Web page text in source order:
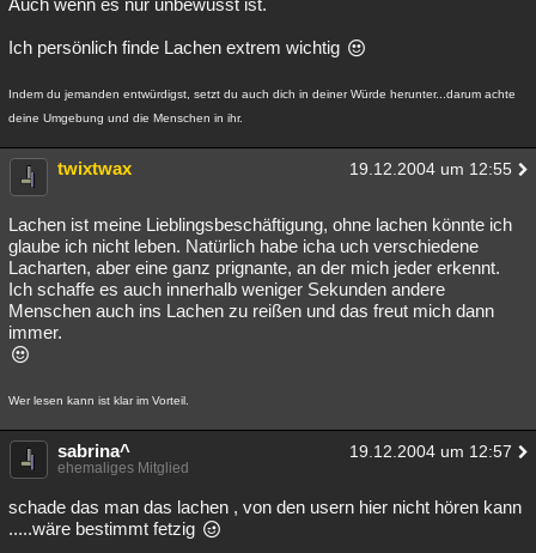
Besucht Teilgenommen Alle
Lesenswert Schlüsselwörter
Auch wenn es nur unbewusst ist.
Ich persönlich finde Lachen extrem wichtig
Indem du jemanden entwürdigst, setzt du auch dich in deiner Würde herunter...darum achte
deine Umgebung und die Menschen in ihr.
twixtwax 19.12.2004 um 12:55
Lachen ist meine Lieblingsbeschäftigung, ohne lachen könnte ich
glaube ich nicht leben. Natürlich habe icha uch verschiedene
Lacharten, aber eine ganz prignante, an der mich jeder erkennt.
Ich schaffe es auch innerhalb weniger Sekunden andere
Menschen auch ins Lachen zu reißen und das freut mich dann
immer.
Wer lesen kann ist klar im Vorteil.
sabrina^ 19.12.2004 um 12:57
ehemaliges Mitglied
schade das man das lachen , von den usern hier nicht hören kann
.....wäre bestimmt fetzig